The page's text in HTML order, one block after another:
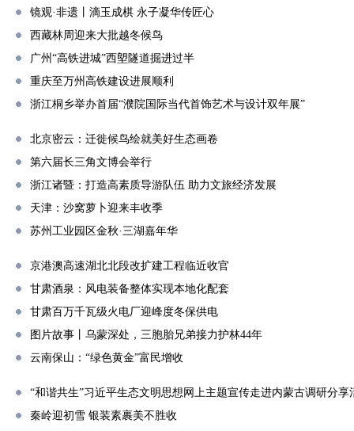
镜观·非遗丨滴玉成棋 永子凝华传匠心
西藏林周迎来大批越冬候鸟
广州“高铁进城”西塱隧道掘进过半
重庆至万州高铁建设进展顺利
浙江桐乡举办首届“濮院国际当代首饰艺术与设计双年展”
北京密云：迁徙候鸟绘就美好生态画卷
第六届长三角文博会举行
浙江诸暨：打造高素质导游队伍 助力文旅经济发展
天津：沙窝萝卜迎来丰收季
苏州工业园区金秋·三湖嘉年华
京港澳高速湖北北段改扩建工程临近收官
甘肃酒泉：风电装备整体实现本地化配套
甘肃百万千瓦级火电厂迎峰度冬保供电
图片故事丨乌蒙深处，三胞胎兄弟接力护林44年
云南保山：“绿色黄金”富民增收
“和谐共生”习近平生态文明思想网上主题宣传走进内蒙古调研分享
秦岭迎初雪 银装素裹美不胜收